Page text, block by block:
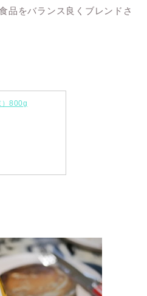
品をバランス良くブレンドさ
）800g